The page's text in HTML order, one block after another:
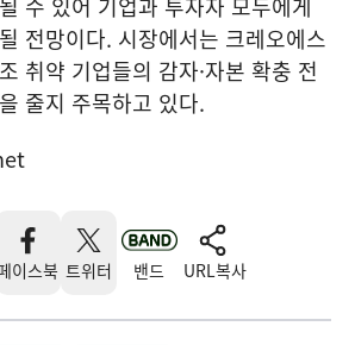
수 있어 기업과 투자자 모두에게
전망이다. 시장에서는 크레오에스
취약 기업들의 감자·자본 확충 전
줄지 주목하고 있다.
이스북 트위터 밴드 URL복사